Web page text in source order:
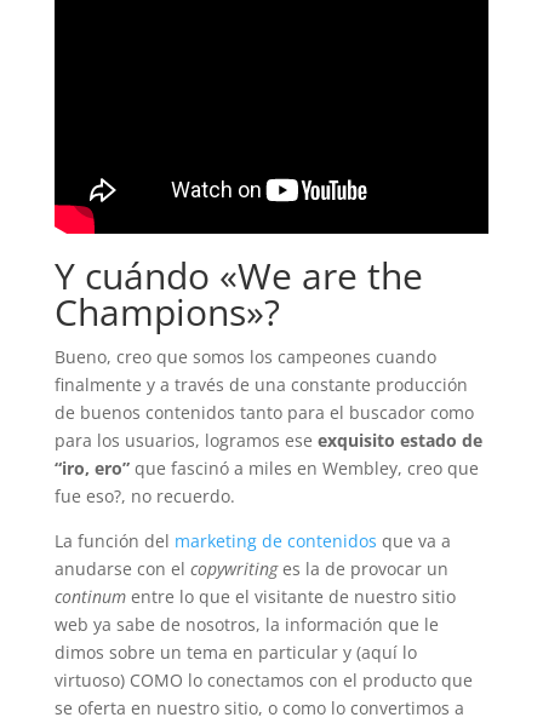
Y cuándo «We are the
Champions»?
Bueno, creo que somos los campeones cuando
finalmente y a través de una constante producción
de buenos contenidos tanto para el buscador como
para los usuarios, logramos ese exquisito estado de
“iro, ero”que fascinó a miles en Wembley, creo que
fue eso?, no recuerdo.
La función del marketing de contenidos que va a
anudarse con el copywritinges la de provocar un
continumentre lo que el visitante de nuestro sitio
web ya sabe de nosotros, la información que le
dimos sobre un tema en particular y (aquí lo
virtuoso) COMO lo conectamos con el producto que
se oferta en nuestro sitio, o como lo convertimos a